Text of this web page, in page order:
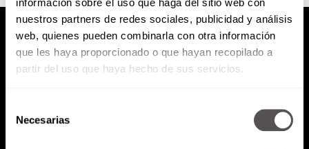
nuestros partners de redes sociales, publicidad y análisis
web, quienes pueden combinarla con otra información
que les haya proporcionado o que hayan recopilado a
partir del uso que haya hecho de sus servicios.
Necesarias